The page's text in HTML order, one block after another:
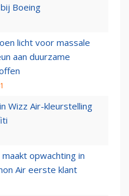
Boeing
licht voor massale
aan duurzame
Wizz Air-kleurstelling
opwachting in
Air eerste klant